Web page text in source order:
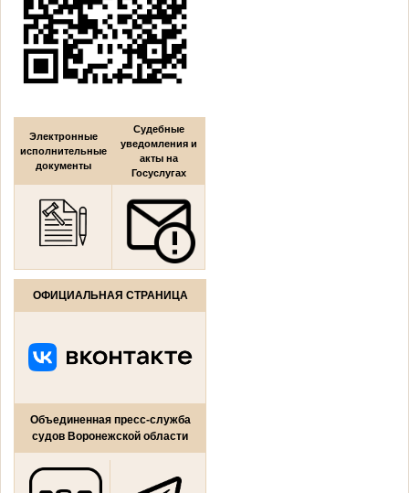
Электронные
исполнительные
документы
Судебные
уведомления и
акты на
Госуслугах
ОФИЦИАЛЬНАЯ СТРАНИЦА
Объединенная пресс-служба
судов Воронежской области